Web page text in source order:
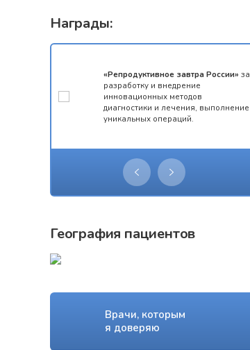
Награды:
«Репродуктивное завтра России» за
разработку и внедрение
инновационных методов
диагностики и лечения, выполнение
уникальных операций.
География пациентов
Врачи, которым
я доверяю